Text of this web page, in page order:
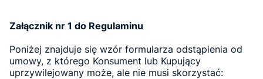
Załącznik nr 1 do Regulaminu
Poniżej znajduje się wzór formularza odstąpienia od
umowy, z którego Konsument lub Kupujący
uprzywilejowany może, ale nie musi skorzystać: